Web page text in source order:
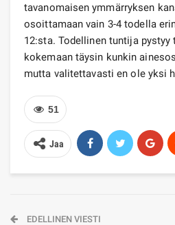
tavanomaisen ymmärryksen
osoittamaan vain 3-4 todella
12:sta. Todellinen tuntija
kokemaan täysin kunkin
mutta valitettavasti en ole yksi
51
Jaa
EDELLINEN VIESTI